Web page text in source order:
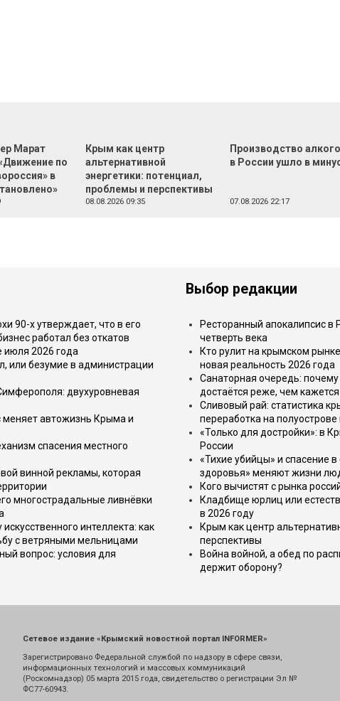
Марат
по
в
Крым как центр
альтернативной
энергетики: потенциал,
проблемы и перспективы
08.08.2026 09:35
Производство
в России ушло в
07.08.2026 22:17
90-х утверждает, что в его
работал без откатов
июля 2026 года
или безумие в администрации
двухуровневая
меняет автожизнь Крыма и
спасения местного
винной рекламы, которая
многострадальные ливнёвки
интеллекта: как
с ветряными мельницами
вопрос: условия для
Выбор редакции
Ресторанный апокалипсис в
четверть века
Кто рулит на крымском
новая реальность 2026 года
Санаторная очередь:
достаётся реже, чем
Сливовый рай: статистика
переработка на
«Только для достройки»: в
России
«Тихие убийцы» и спасение
здоровья» меняют жизни
Кого вычистят с рынка
Кладбище юрлиц или
в 2026 году
Крым как центр
перспективы
Война войной, а обед по
держит оборону?
Сетевое издание «Крымский новостной портал INFORMER»
Зарегистрировано Федеральной службой по надзору в сфере связи,
информационных технологий и массовых коммуникаций
(Роскомнадзор) 05 марта 2015 года, свидетельство о регистрации Эл №
ФС77-60943.